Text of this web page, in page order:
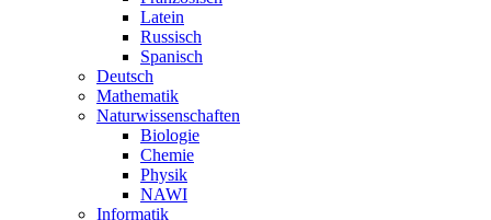
Latein
Russisch
Spanisch
Deutsch
Mathematik
Naturwissenschaften
Biologie
Chemie
Physik
NAWI
Informatik